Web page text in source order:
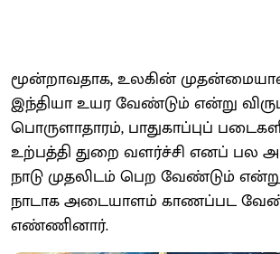
மூன்றாவதாக, உலகின்
இந்தியா உயர வேண்டும் என்று
பொருளாதாரம், பாதுகாப்புப்
உற்பத்தி துறை வளர்ச்சி எனப் பல
நாடு முதலிடம் பெற வேண்டும்
நாடாக அடையாளம் காணப்பட
எண்ணினார்.